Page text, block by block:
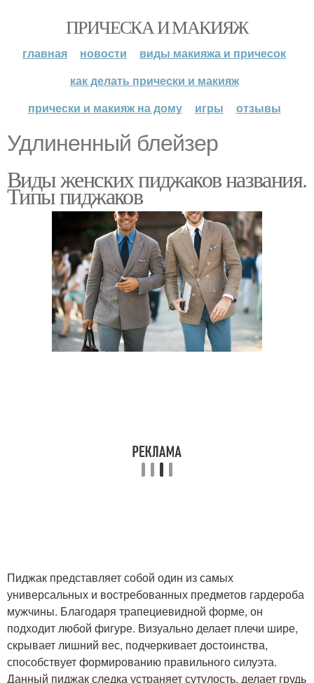
ПРИЧЕСКА И МАКИЯЖ
главная новости
виды макияжа и причесок
как делать прически и макияж
прически и макияж на дому
игры отзывы
Удлиненный блейзер
Виды женских пиджаков названия.
Типы пиджаков
Пиджак представляет собой один из самых
универсальных и востребованных предметов гардероба
мужчины. Благодаря трапециевидной форме, он
подходит любой фигуре. Визуально делает плечи шире,
скрывает лишний вес, подчеркивает достоинства,
способствует формированию правильного силуэта.
Данный пиджак следка устраняет сутулость, делает грудь